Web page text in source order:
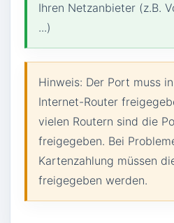
Ihren Netzanbieter (z.B.
...)
Hinweis: Der Port muss
Internet-Router
vielen Routern sind die
freigegeben. Bei
Kartenzahlung müssen
freigegeben werden.